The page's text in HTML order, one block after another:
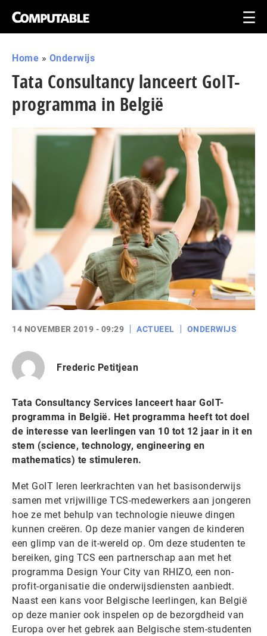
Home » Onderwijs
Tata Consultancy lanceert GoIT-
programma in België
14 NOVEMBER 2019 - 09:29 ACTUEEL ONDERWIJS
Frederic Petitjean
Tata Consultancy Services lanceert haar GoIT-
programma in België. Het programma heeft tot doel
de interesse van leerlingen van 10 tot 12 jaar in it en
stem (science, technology, engineering en
mathematics) te stimuleren.
Met GoIT leren leerkrachten van het basisonderwijs
samen met vrijwillige TCS-medewerkers aan jongeren
hoe ze met behulp van technologie nieuwe dingen
kunnen creëren. Op deze manier vangen de kinderen
een glimp van de it-wereld op. Om deze studenten te
bereiken, ging TCS een partnerschap aan met het
programma Design Your City van RHIZO, een non-
profit-organisatie die onderwijsdiensten aanbiedt.
Naast een kans voor Belgische leerlingen, kan België
op deze manier ook inspelen op de bezorgdheid van
Europa over het gebrek aan Belgische stem-studenten